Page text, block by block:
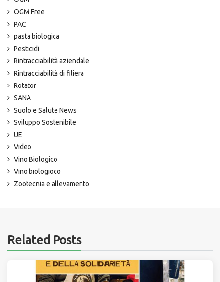
OGM Free
PAC
pasta biologica
Pesticidi
Rintracciabilità aziendale
Rintracciabilità di filiera
Rotator
SANA
Suolo e Salute News
Sviluppo Sostenibile
UE
Video
Vino Biologico
Vino biologioco
Zootecnia e allevamento
Related Posts